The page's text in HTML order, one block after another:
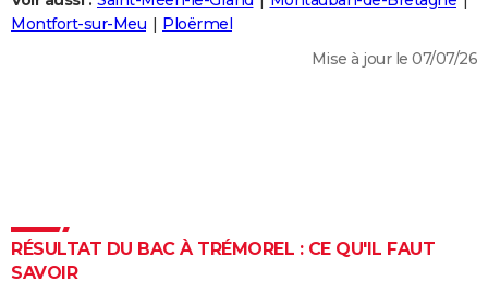
Destinations
City break
Voyage nature
Voyage de noces
Forum
Climat
+
PHOTO
Dictionnaire
Biographies
Citations
Expressions
Proverbes
PROGRAMME TV
Montfort-sur-Meu
Ploërmel
Mise à jour le 07/07/26
RÉSULTAT DU BAC À TRÉMOREL : CE QU'IL FAUT
SAVOIR